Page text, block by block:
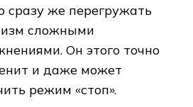
сразу же перегружать
сложными
Он этого точно
и даже может
режим «стоп».